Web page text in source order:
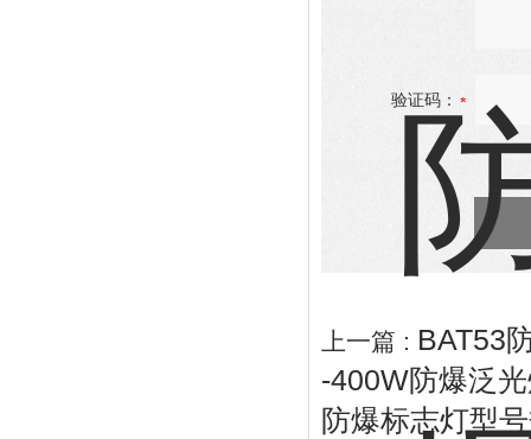
验证码：
上一篇 : BAT53
-400W防爆泛
防爆标志灯型